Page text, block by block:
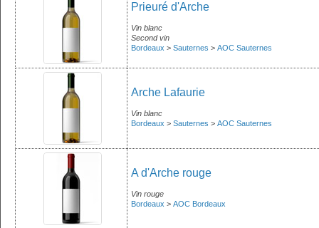
Prieuré d'Arche
Vin blanc
Second vin
Bordeaux > Sauternes > AOC Sauternes
Arche Lafaurie
Vin blanc
Bordeaux > Sauternes > AOC Sauternes
A d'Arche rouge
Vin rouge
Bordeaux > AOC Bordeaux